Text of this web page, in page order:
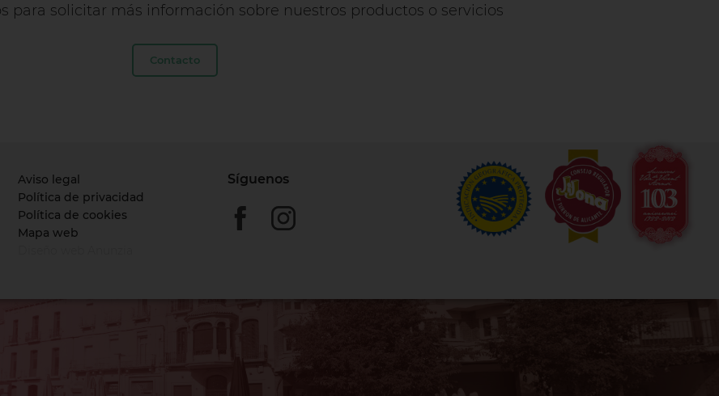
para solicitar más información sobre nuestros productos o servicios
Contacto
Aviso legal
Política de privacidad
Política de cookies
Mapa web
Síguenos